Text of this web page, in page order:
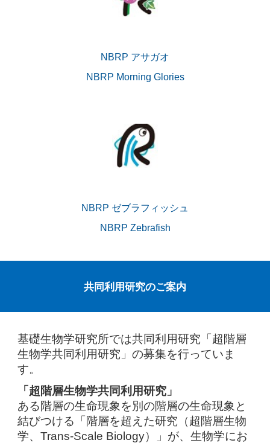
NBRP アサガオ
NBRP Morning Glories
NBRP ゼブラフィッシュ
NBRP Zebrafish
共同利用研究のご案内
基礎生物学研究所では共同利用研究「超階層
生物学共同利用研究」の募集を行っていま
す。
「超階層生物学共同利用研究」
ある階層の生命現象を別の階層の生命現象と
結びつける「階層を超えた研究（超階層生物
学、Trans-Scale Biology）」が、生物学にお